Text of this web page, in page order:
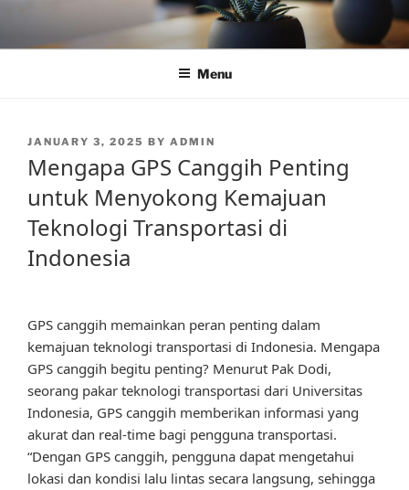
content
Menu
POSTED
JANUARY 3, 2025 BY ADMIN
Mengapa GPS Canggih Penting
untuk Menyokong Kemajuan
Teknologi Transportasi di
Indonesia
GPS canggih memainkan peran penting dalam
kemajuan teknologi transportasi di Indonesia. Mengapa
GPS canggih begitu penting? Menurut Pak Dodi,
seorang pakar teknologi transportasi dari Universitas
Indonesia, GPS canggih memberikan informasi yang
akurat dan real-time bagi pengguna transportasi.
“Dengan GPS canggih, pengguna dapat mengetahui
lokasi dan kondisi lalu lintas secara langsung, sehingga